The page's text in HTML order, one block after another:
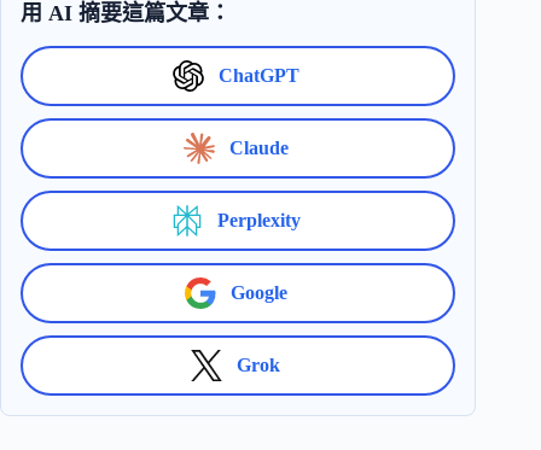
用 AI 摘要這篇文章：
ChatGPT
Claude
Perplexity
Google
Grok